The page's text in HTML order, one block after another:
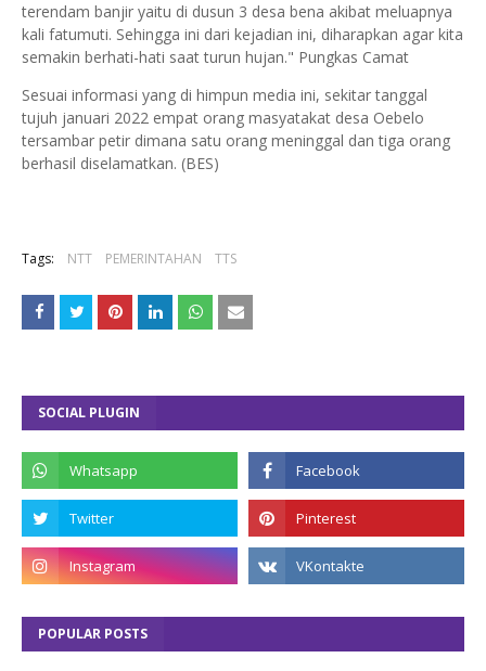
terendam banjir yaitu di dusun 3 desa bena akibat meluapnya
kali fatumuti. Sehingga ini dari kejadian ini, diharapkan agar kita
semakin berhati-hati saat turun hujan." Pungkas Camat
Sesuai informasi yang di himpun media ini, sekitar tanggal
tujuh januari 2022 empat orang masyatakat desa Oebelo
tersambar petir dimana satu orang meninggal dan tiga orang
berhasil diselamatkan. (BES)
Tags: NTT PEMERINTAHAN TTS
SOCIAL PLUGIN
POPULAR POSTS